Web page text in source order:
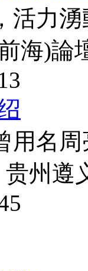
力湧
海)論
名周
州遵